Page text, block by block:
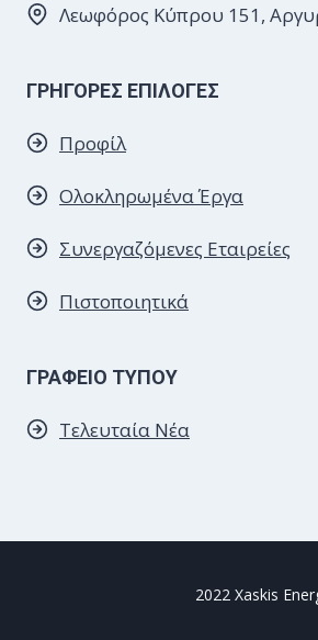
Λεωφόρος Κύπρου 151,
ΓΡΗΓΟΡΕΣ ΕΠΙΛΟΓΕΣ
Προφίλ
Ολοκληρωμένα Έργα
Συνεργαζόμενες Εταιρείες
Πιστοποιητικά
ΓΡΑΦΕΙΟ ΤΥΠΟΥ
Τελευταία Νέα
2022 Xaskis